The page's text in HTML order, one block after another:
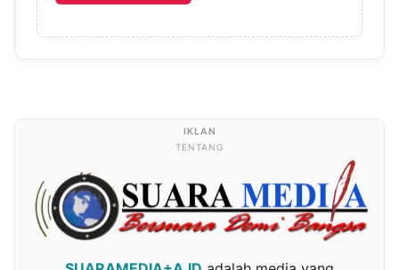
TENTANG